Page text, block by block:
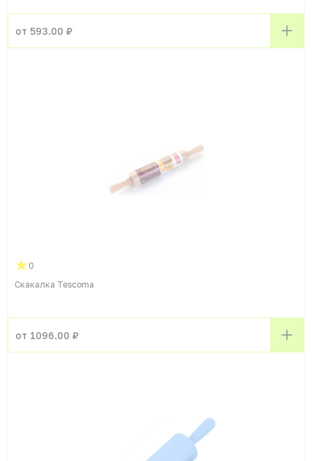
от 593.00 ₽
0
Скакалка Tescoma
от 1096.00 ₽